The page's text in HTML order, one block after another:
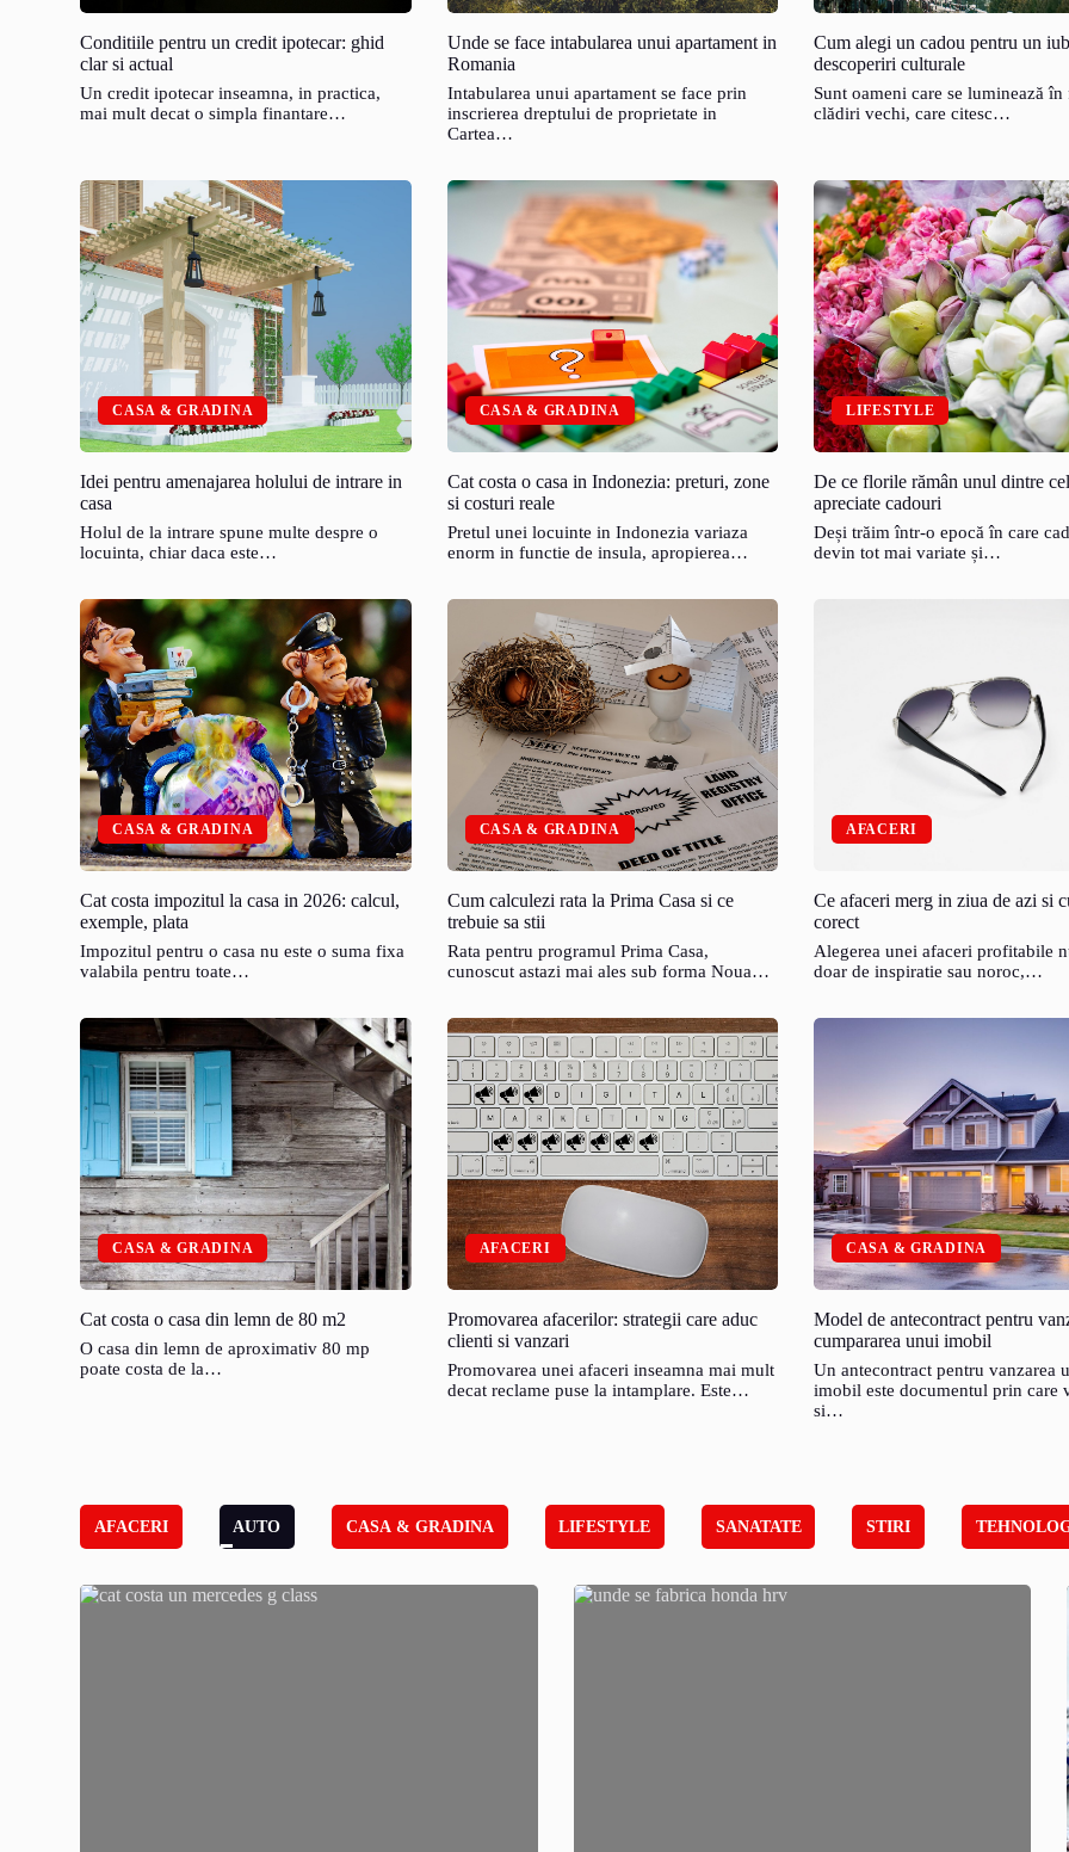
Conditiile pentru un credit ipotecar: ghid
clar si actual
Un credit ipotecar inseamna, in practica,
mai mult decat o simpla finantare…
Unde se face intabularea unui apartament in
Romania
Intabularea unui apartament se face prin
inscrierea dreptului de proprietate in
Cartea…
Cum alegi un cadou pentru un
descoperiri culturale
Sunt oameni care se luminează în
clădiri vechi, care citesc…
CASA & GRADINA
Idei pentru amenajarea holului de intrare in
casa
Holul de la intrare spune multe despre o
locuinta, chiar daca este…
CASA & GRADINA
Cat costa o casa in Indonezia: preturi, zone
si costuri reale
Pretul unei locuinte in Indonezia variaza
enorm in functie de insula, apropierea…
LIFESTYLE
De ce florile rămân unul dintre
apreciate cadouri
Deși trăim într-o epocă în care
devin tot mai variate și…
CASA & GRADINA
Cat costa impozitul la casa in 2026: calcul,
exemple, plata
Impozitul pentru o casa nu este o suma fixa
valabila pentru toate…
CASA & GRADINA
Cum calculezi rata la Prima Casa si ce
trebuie sa stii
Rata pentru programul Prima Casa,
cunoscut astazi mai ales sub forma Noua…
AFACERI
Ce afaceri merg in ziua de azi si
corect
Alegerea unei afaceri profitabile
doar de inspiratie sau noroc,…
CASA & GRADINA
Cat costa o casa din lemn de 80 m2
O casa din lemn de aproximativ 80 mp
poate costa de la…
AFACERI
Promovarea afacerilor: strategii care aduc
clienti si vanzari
Promovarea unei afaceri inseamna mai mult
decat reclame puse la intamplare. Este…
CASA & GRADINA
Model de antecontract pentru
cumpararea unui imobil
Un antecontract pentru vanzarea
imobil este documentul prin care
si…
AFACERI AUTO CASA & GRADINA LIFESTYLE SANATATE STIRI